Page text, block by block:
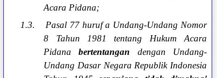
Acara Pidana;
1.3.
Pasal 77 huruf a Undang-Undang Nomor
8 Tahun 1981 tentang Hukum Acara
Pidanabertentangan dengan Undang-
Undang Dasar Negara Republik Indonesia